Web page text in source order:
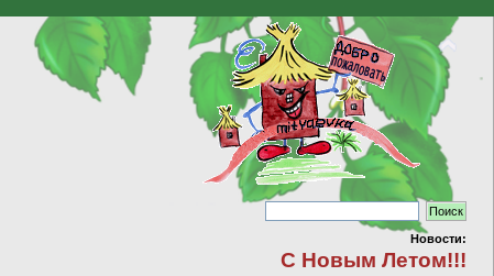
Новости:
С Новым Летом!!!